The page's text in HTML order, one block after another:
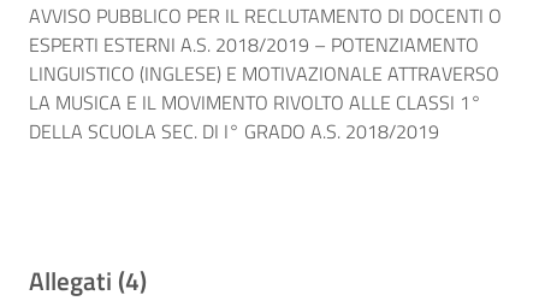
AVVISO PUBBLICO PER IL RECLUTAMENTO DI DOCENTI O
ESPERTI ESTERNI A.S. 2018/2019 – POTENZIAMENTO
LINGUISTICO (INGLESE) E MOTIVAZIONALE ATTRAVERSO
LA MUSICA E IL MOVIMENTO RIVOLTO ALLE CLASSI 1°
DELLA SCUOLA SEC. DI I° GRADO A.S. 2018/2019
Allegati (4)